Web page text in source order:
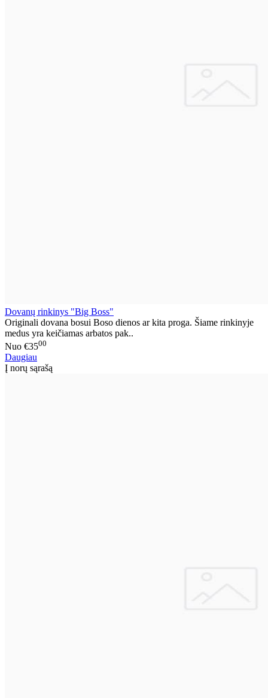
Dovanų rinkinys "Big Boss"
Originali dovana bosui Boso dienos ar kita proga. Šiame rinkinyje
medus yra keičiamas arbatos pak..
Nuo €3500
Daugiau
Į norų sąrašą